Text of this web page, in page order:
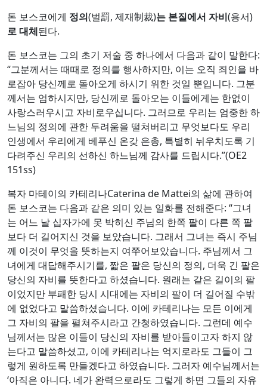
돈 보스코에게 정의(벌罰, 제재制裁)는 본질에서 자비(용서)
로 대체된다.
돈 보스코는 그의 초기 저술 중 하나에서 다음과 같이 말한다:
“그분께서는 때때로 정의를 행사하지만, 이는 오직 죄인을 바
로잡아 당신께로 돌아오게 하시기 위한 것일 뿐입니다. 그분
께서는 엄하시지만, 당신께로 돌아오는 이들에게는 한없이
사랑스러우시고 자비로우십니다. 그러므로 우리는 엄중한 하
느님의 정의에 관한 두려움을 떨쳐버리고 무엇보다도 우리
인생에서 우리에게 베푸신 온갖 은총, 특별히 뉘우치도록 기
다려주신 우리의 선하신 하느님께 감사를 드립시다.”(OE2
151ss)
복자 마테이의 카테리나Caterina de Mattei의 삶에 관하여
돈 보스코는 다음과 같은 의미 있는 일화를 전해준다: “그녀
는 어느 날 십자가에 못 박히신 주님의 한쪽 팔이 다른 쪽 팔
보다 더 길어지신 것을 보았습니다. 그래서 그녀는 즉시 주님
께 이것이 무엇을 뜻하는지 여쭈어보았습니다. 주님께서 그
녀에게 대답해주시기를, 짧은 팔은 당신의 정의, 더욱 긴 팔은
당신의 자비를 뜻한다고 하셨습니다. 원래는 같은 길이의 팔
이었지만 부패한 당시 시대에는 자비의 팔이 더 길어질 수밖
에 없었다고 말씀하셨습니다. 이에 카테리나는 모든 이에게
그 자비의 팔을 펼쳐주시라고 간청하였습니다. 그런데 예수
님께서는 많은 이들이 당신의 자비를 받아들이고자 하지 않
는다고 말씀하셨고, 이에 카테리나는 억지로라도 그들이 그
렇게 원하도록 만들겠다고 하였습니다. 그러자 예수님께서는
‘아직은 아니다. 네가 완력으로라도 그렇게 하면 그들의 자유